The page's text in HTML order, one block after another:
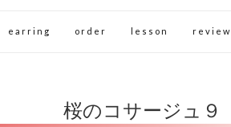
earring order lesson review
桜のコサージュ９